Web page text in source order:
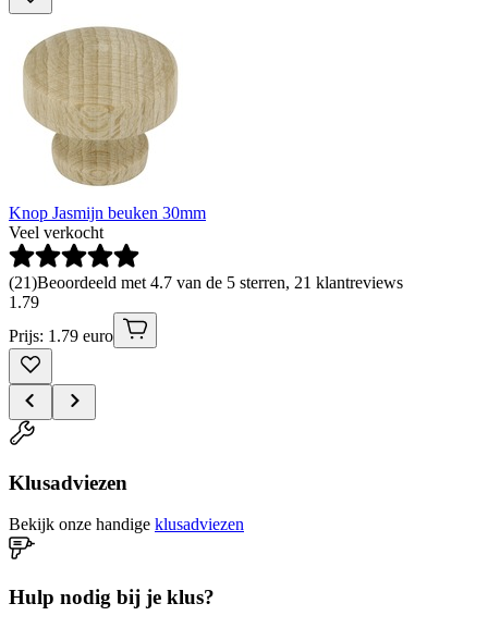
Knop Jasmijn beuken 30mm
Veel verkocht
(21)Beoordeeld met 4.7 van de 5 sterren, 21 klantreviews
1 .79
Prijs: 1.79 euro
Klusadviezen
Bekijk onze handige klusadviezen
Hulp nodig bij je klus?